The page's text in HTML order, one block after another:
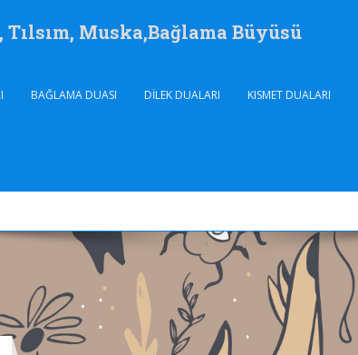
Muska,Bağlama Büyüsü
BAĞLAMA DUASI DILEK DUALARI KISMET DUALARI